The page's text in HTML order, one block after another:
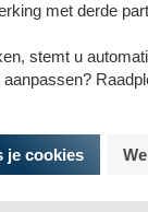
met derde
stemt u
je cookies